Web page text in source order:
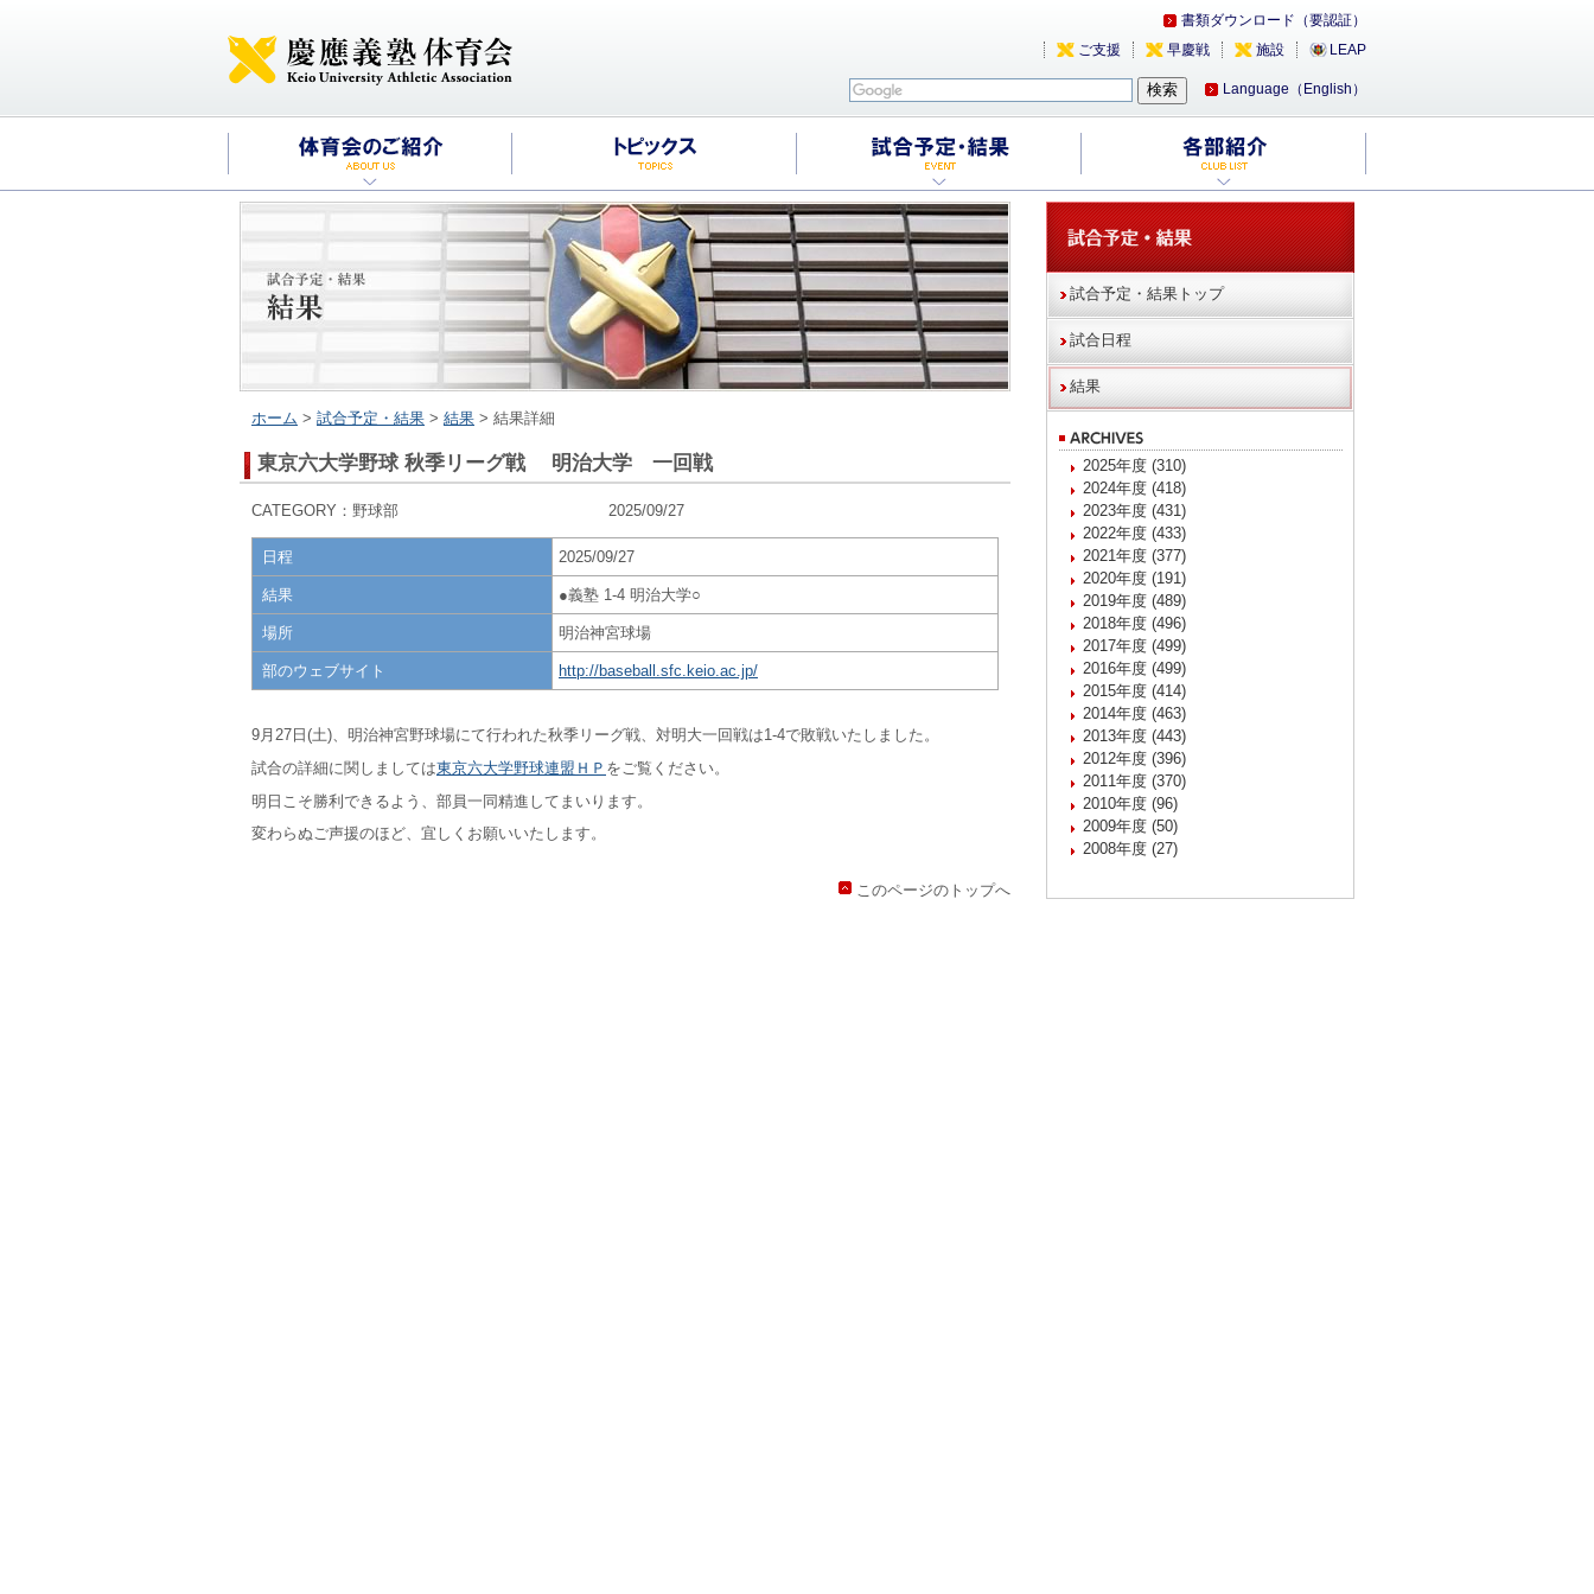
書類ダウンロード（要認証）
LEAP
施設
早慶戦
ご支援
Language（English）
ホーム > 試合予定・結果 > 結果 > 結果詳細
東京六大学野球 秋季リーグ戦 明治大学 一回戦
CATEGORY：野球部 2025/09/27
日程 2025/09/27
結果 ●義塾 1-4 明治大学○
場所 明治神宮球場
部のウェブサイト http://baseball.sfc.keio.ac.jp/
9月27日(土)、明治神宮野球場にて行われた秋季リーグ戦、対明大一回戦は1-4で敗戦いたしました。
試合の詳細に関しましては東京六大学野球連盟ＨＰ をご覧ください。
明日こそ勝利できるよう、部員一同精進してまいります。
変わらぬご声援のほど、宜しくお願いいたします。
このページのトップへ
試合予定・結果トップ
試合日程
結果
2025年度 (310)
2024年度 (418)
2023年度 (431)
2022年度 (433)
2021年度 (377)
2020年度 (191)
2019年度 (489)
2018年度 (496)
2017年度 (499)
2016年度 (499)
2015年度 (414)
2014年度 (463)
2013年度 (443)
2012年度 (396)
2011年度 (370)
2010年度 (96)
2009年度 (50)
2008年度 (27)